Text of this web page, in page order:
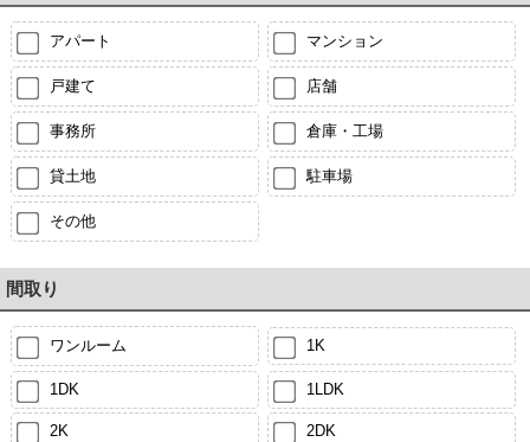
アパート マンション
戸建て 店舗
事務所 倉庫・工場
貸土地 駐車場
その他
間取り
ワンルーム 1K
1DK 1LDK
2K 2DK